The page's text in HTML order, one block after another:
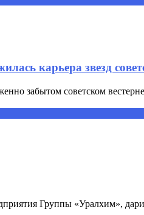
карьера звезд
забытом советском
Группы «Уралхим»,